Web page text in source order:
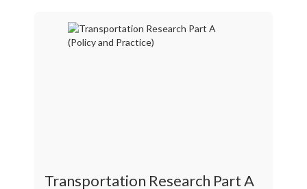
Transportation Research Part A